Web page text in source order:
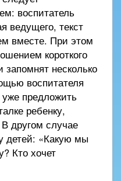
воспитатель
ведущего, текст
вместе. При этом
короткого
запомнят несколько
воспитателя
предложить
ребенку,
другом случае
детей: «Какую мы
Кто хочет